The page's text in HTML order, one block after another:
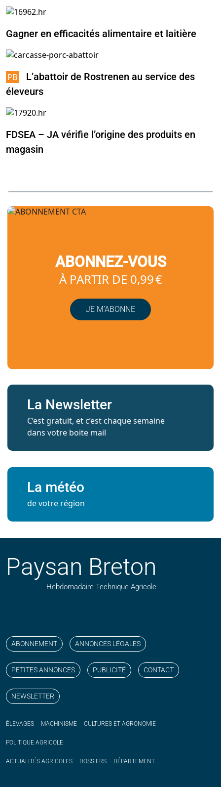
Gagner en efficacités alimentaire et laitière
L’abattoir de Rostrenen au service des
éleveurs
FDSEA – JA vérifie l’origine des produits en
magasin
ABONNEZ-VOUS
À PARTIR DE 0,99 €
JE M’ABONNE
La Newsletter
C’est gratuit, et c’est chaque semaine
dans votre boite mail
La météo
de votre région
Paysan Breton
Hebdomadaire Technique Agricole
ABONNEMENT ANNONCES LÉGALES
PETITES ANNONCES PUBLICITÉ CONTACT
NEWSLETTER
ÉLEVAGES MACHINISME CULTURES ET AGRONOMIE
POLITIQUE AGRICOLE
ACTUALITÉS AGRICOLES DOSSIERS DÉPARTEMENT